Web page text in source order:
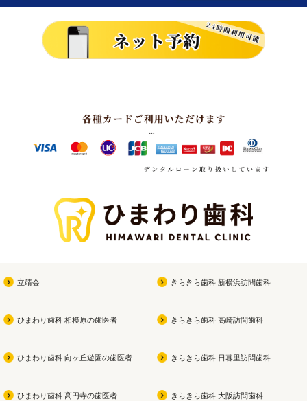
立靖会
ひまわり歯科 相模原の歯医者
ひまわり歯科 向ヶ丘遊園の歯医者
ひまわり歯科 高円寺の歯医者
きらきら歯科 新横浜訪問歯科
きらきら歯科 高崎訪問歯科
きらきら歯科 日暮里訪問歯科
きらきら歯科 大阪訪問歯科